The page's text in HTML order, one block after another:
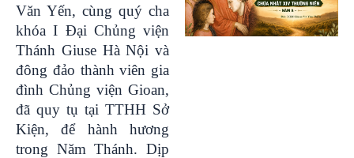
Văn Yến, cùng quý cha
khóa I Đại Chủng viện
Thánh Giuse Hà Nội và
đông đảo thành viên gia
đình Chủng viện Gioan,
đã quy tụ tại TTHH Sở
Kiện, để hành hương
trong Năm Thánh. Dịp